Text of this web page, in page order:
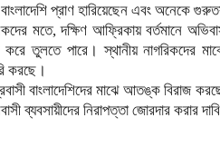
প্রাণ হারিয়েছেন এবং অনেকে
মতে, দক্ষিণ আফ্রিকায় বর্তমানে
তুলতে পারে। স্থানীয় নাগরিকদের
করছে।
বাংলাদেশিদের মাঝে আতঙ্ক বিরাজ
ব্যবসায়ীদের নিরাপত্তা জোরদার করার